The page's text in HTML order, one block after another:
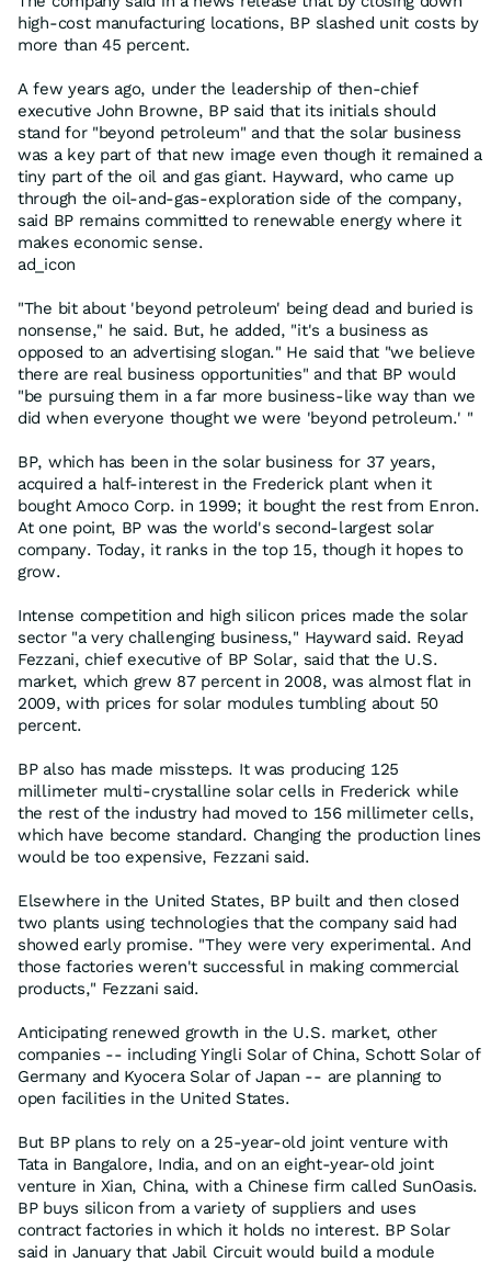
high-cost manufacturing locations, BP slashed unit costs by
more than 45 percent.
A few years ago, under the leadership of then-chief
executive John Browne, BP said that its initials should
stand for "beyond petroleum" and that the solar business
was a key part of that new image even though it remained a
tiny part of the oil and gas giant. Hayward, who came up
through the oil-and-gas-exploration side of the company,
said BP remains committed to renewable energy where it
makes economic sense.
ad_icon
"The bit about 'beyond petroleum' being dead and buried is
nonsense," he said. But, he added, "it's a business as
opposed to an advertising slogan." He said that "we believe
there are real business opportunities" and that BP would
"be pursuing them in a far more business-like way than we
did when everyone thought we were 'beyond petroleum.' "
BP, which has been in the solar business for 37 years,
acquired a half-interest in the Frederick plant when it
bought Amoco Corp. in 1999; it bought the rest from Enron.
At one point, BP was the world's second-largest solar
company. Today, it ranks in the top 15, though it hopes to
grow.
Intense competition and high silicon prices made the solar
sector "a very challenging business," Hayward said. Reyad
Fezzani, chief executive of BP Solar, said that the U.S.
market, which grew 87 percent in 2008, was almost flat in
2009, with prices for solar modules tumbling about 50
percent.
BP also has made missteps. It was producing 125
millimeter multi-crystalline solar cells in Frederick while
the rest of the industry had moved to 156 millimeter cells,
which have become standard. Changing the production lines
would be too expensive, Fezzani said.
Elsewhere in the United States, BP built and then closed
two plants using technologies that the company said had
showed early promise. "They were very experimental. And
those factories weren't successful in making commercial
products," Fezzani said.
Anticipating renewed growth in the U.S. market, other
companies -- including Yingli Solar of China, Schott Solar of
Germany and Kyocera Solar of Japan -- are planning to
open facilities in the United States.
But BP plans to rely on a 25-year-old joint venture with
Tata in Bangalore, India, and on an eight-year-old joint
venture in Xian, China, with a Chinese firm called SunOasis.
BP buys silicon from a variety of suppliers and uses
contract factories in which it holds no interest. BP Solar
said in January that Jabil Circuit would build a module